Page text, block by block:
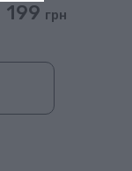
199 грн